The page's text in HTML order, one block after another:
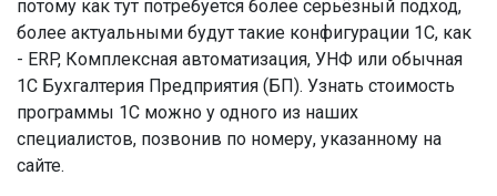
потому как тут потребуется более серьёзный подход,
более актуальными будут такие конфигурации 1С, как
- ERP, Комплексная автоматизация, УНФ или обычная
1С Бухгалтерия Предприятия (БП). Узнать стоимость
программы 1С можно у одного из наших
специалистов, позвонив по номеру, указанному на
сайте.